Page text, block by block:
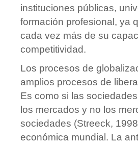
instituciones públicas,
formación profesional, ya
cada vez más de su
competitividad.
Los procesos de
amplios procesos de
Es como si las
los mercados y no los
sociedades (Streeck,
económica mundial. La